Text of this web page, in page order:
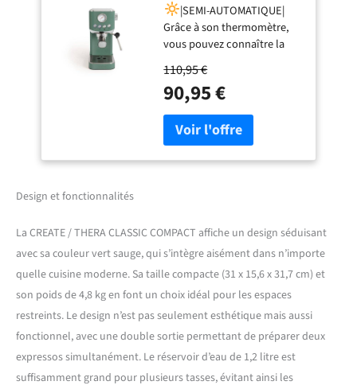
expresso vert sauge /
20 bars, semi-
automatique, fonction
café froid, double
sortie, réservoir de
1,2L, café moulu et
dosettes ESE 55 mm,
buse vapeur, 1350W
|SEMI-AUTOMATIQUE|
Grâce à son thermomètre,
vous pouvez connaître la
café. De plus, cette machine
à café chauffe rapidement
grâce à sa pompe de
pression de 20 bars,
préparant le café en
quelques minutes. Elle est
automatique.
|MOULU +
DOSETTES E.S.E. de 55
mm.| Elle est compatible à
la fois avec du café moulu et
des dosettes E.S.E. de 55
mm. Vous pouvez
également préparer deux
cafés à la fois grâce à son
bras à double sortie. Elle
dispose d'un réservoir d'eau
110,95 €
90,95 €
Design et fonctionnalités
La CREATE / THERA CLASSIC COMPACT affiche un design séduisant
avec sa couleur vert sauge, qui s’intègre aisément dans n’importe
quelle cuisine moderne. Sa taille compacte (31 x 15,6 x 31,7 cm) et
son poids de 4,8 kg en font un choix idéal pour les espaces
restreints. Le design n’est pas seulement esthétique mais aussi
fonctionnel, avec une double sortie permettant de préparer deux
expressos simultanément. Le réservoir d’eau de 1,2 litre est
suffisamment grand pour plusieurs tasses, évitant ainsi les